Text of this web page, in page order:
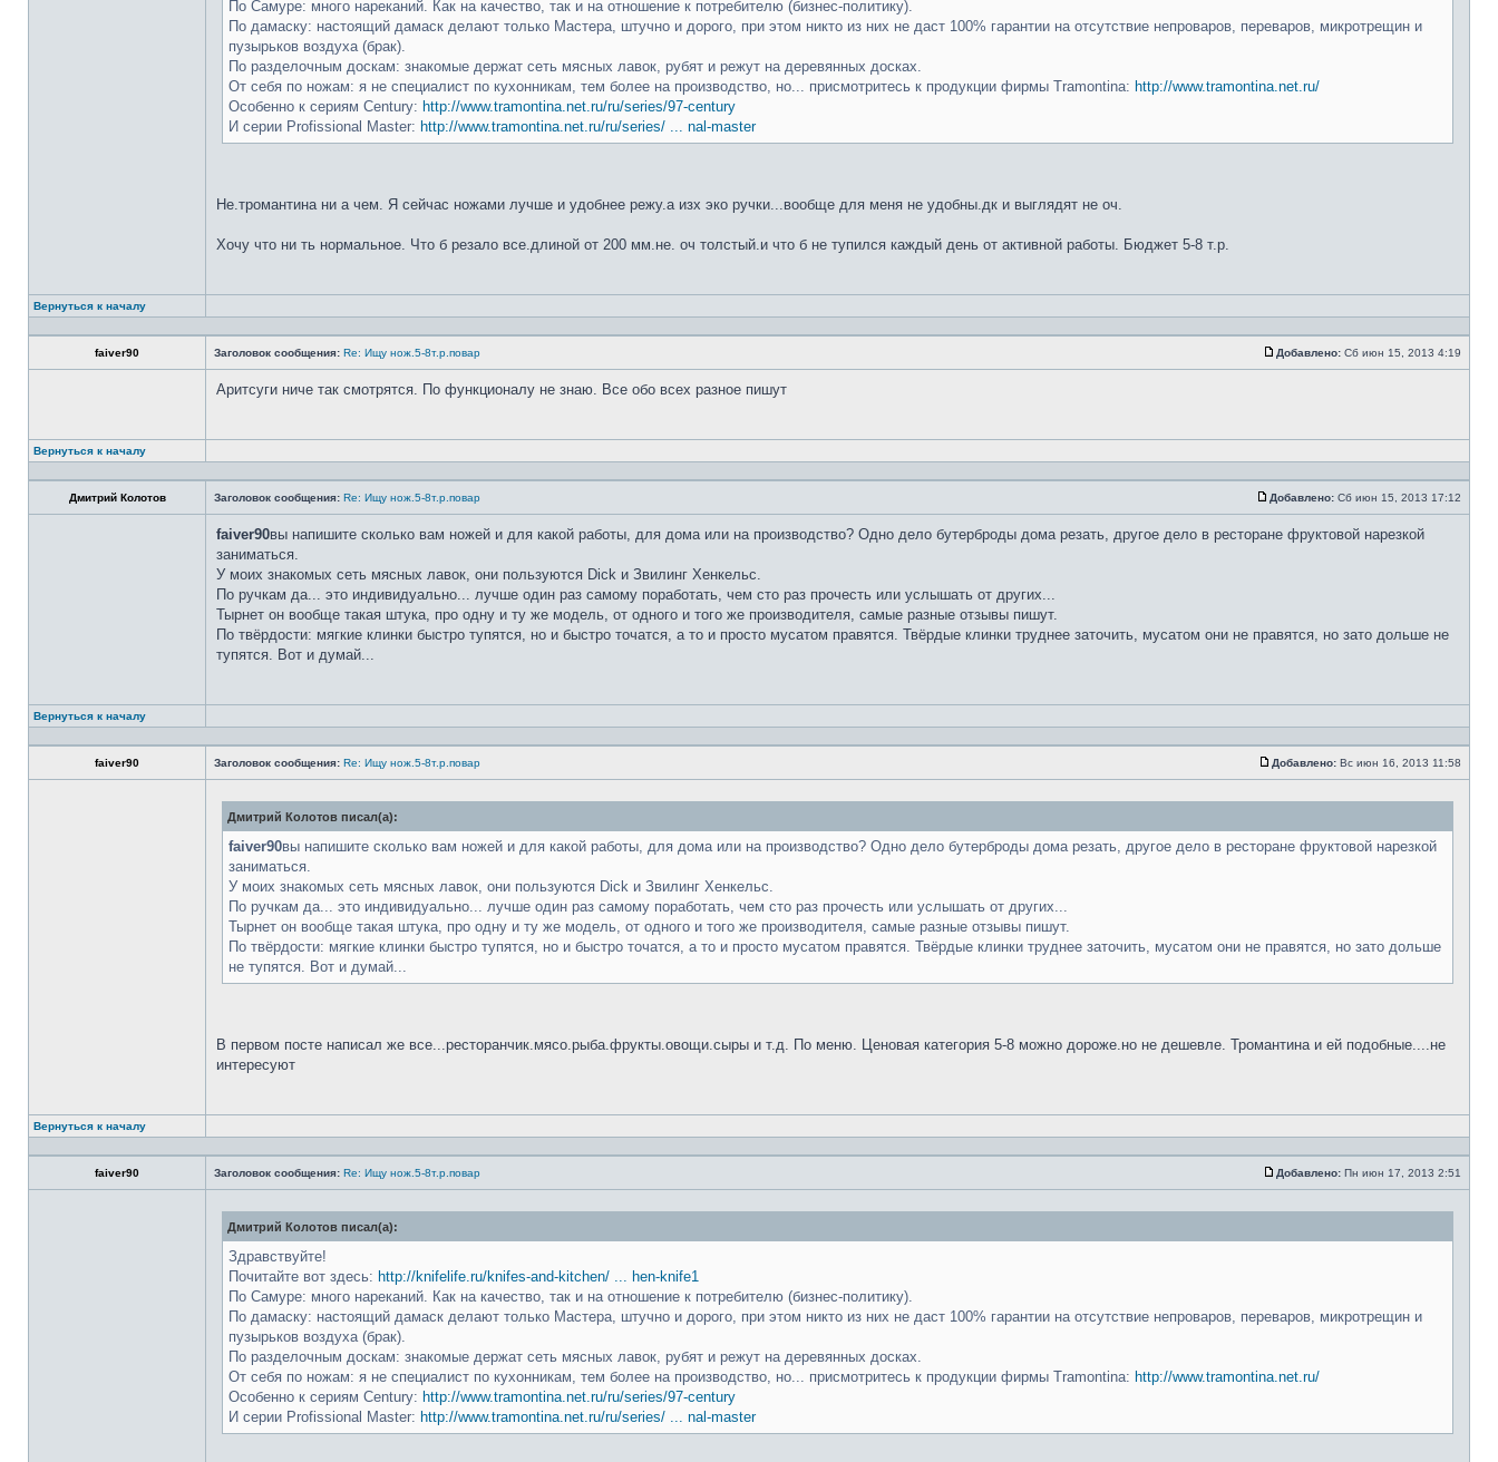
По Самуре: много нареканий. Как на качество, так и на отношение к потребителю (бизнес-политику).
По дамаску: настоящий дамаск делают только Мастера, штучно и дорого, при этом никто из них не даст 100% гарантии на отсутствие непроваров, переваров, микротрещин и
пузырьков воздуха (брак).
По разделочным доскам: знакомые держат сеть мясных лавок, рубят и режут на деревянных досках.
От себя по ножам: я не специалист по кухонникам, тем более на производство, но... присмотритесь к продукции фирмы Tramontina: http://www.tramontina.net.ru/
Особенно к сериям Century: http://www.tramontina.net.ru/ru/series/97-century
И серии Profissional Master: http://www.tramontina.net.ru/ru/series/ ... nal-master
Не.тромантина ни а чем. Я сейчас ножами лучше и удобнее режу.а изх эко ручки...вообще для меня не удобны.дк и выглядят не оч.
Хочу что ни ть нормальное. Что б резало все.длиной от 200 мм.не. оч толстый.и что б не тупился каждый день от активной работы. Бюджет 5-8 т.р.
Вернуться к началу
faiver90 Заголовок сообщения: Re: Ищу нож.5-8т.р.повар Добавлено: Сб июн 15, 2013 4:19
Аритсуги ниче так смотрятся. По функционалу не знаю. Все обо всех разное пишут
Вернуться к началу
Дмитрий Колотов Заголовок сообщения: Re: Ищу нож.5-8т.р.повар Добавлено: Сб июн 15, 2013 17:12
faiver90вы напишите сколько вам ножей и для какой работы, для дома или на производство? Одно дело бутерброды дома резать, другое дело в ресторане фруктовой нарезкой
заниматься.
У моих знакомых сеть мясных лавок, они пользуются Dick и Звилинг Хенкельс.
По ручкам да... это индивидуально... лучше один раз самому поработать, чем сто раз прочесть или услышать от других...
Тырнет он вообще такая штука, про одну и ту же модель, от одного и того же производителя, самые разные отзывы пишут.
По твёрдости: мягкие клинки быстро тупятся, но и быстро точатся, а то и просто мусатом правятся. Твёрдые клинки труднее заточить, мусатом они не правятся, но зато дольше не
тупятся. Вот и думай...
Вернуться к началу
faiver90 Заголовок сообщения: Re: Ищу нож.5-8т.р.повар Добавлено: Вс июн 16, 2013 11:58
Дмитрий Колотов писал(а):
faiver90вы напишите сколько вам ножей и для какой работы, для дома или на производство? Одно дело бутерброды дома резать, другое дело в ресторане фруктовой нарезкой
заниматься.
У моих знакомых сеть мясных лавок, они пользуются Dick и Звилинг Хенкельс.
По ручкам да... это индивидуально... лучше один раз самому поработать, чем сто раз прочесть или услышать от других...
Тырнет он вообще такая штука, про одну и ту же модель, от одного и того же производителя, самые разные отзывы пишут.
По твёрдости: мягкие клинки быстро тупятся, но и быстро точатся, а то и просто мусатом правятся. Твёрдые клинки труднее заточить, мусатом они не правятся, но зато дольше
не тупятся. Вот и думай...
В первом посте написал же все...ресторанчик.мясо.рыба.фрукты.овощи.сыры и т.д. По меню. Ценовая категория 5-8 можно дороже.но не дешевле. Тромантина и ей подобные....не
интересуют
Вернуться к началу
faiver90 Заголовок сообщения: Re: Ищу нож.5-8т.р.повар Добавлено: Пн июн 17, 2013 2:51
Дмитрий Колотов писал(а):
Здравствуйте!
Почитайте вот здесь: http://knifelife.ru/knifes-and-kitchen/ ... hen-knife1
По Самуре: много нареканий. Как на качество, так и на отношение к потребителю (бизнес-политику).
По дамаску: настоящий дамаск делают только Мастера, штучно и дорого, при этом никто из них не даст 100% гарантии на отсутствие непроваров, переваров, микротрещин и
пузырьков воздуха (брак).
По разделочным доскам: знакомые держат сеть мясных лавок, рубят и режут на деревянных досках.
От себя по ножам: я не специалист по кухонникам, тем более на производство, но... присмотритесь к продукции фирмы Tramontina: http://www.tramontina.net.ru/
Особенно к сериям Century: http://www.tramontina.net.ru/ru/series/97-century
И серии Profissional Master: http://www.tramontina.net.ru/ru/series/ ... nal-master